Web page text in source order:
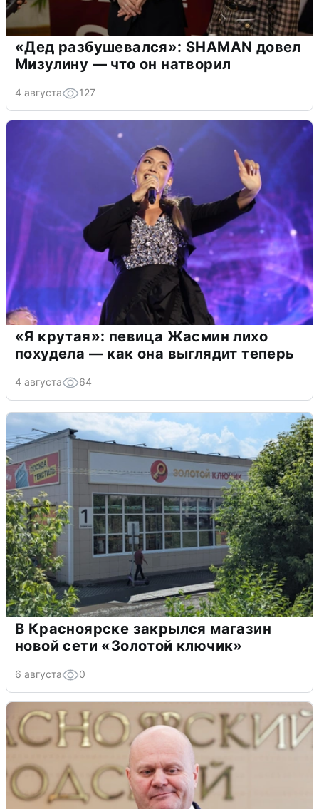
«Дед разбушевался»: SHAMAN довел
Мизулину — что он натворил
4 августа 127
«Я крутая»: певица Жасмин лихо
похудела — как она выглядит теперь
4 августа 64
В Красноярске закрылся магазин
новой сети «Золотой ключик»
6 августа 0